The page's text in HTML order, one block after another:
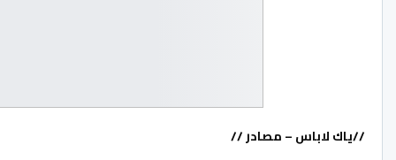
//ياك لاباس – مصادر //